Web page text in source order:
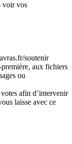
voir vos
soutenir
première, aux fichiers
ou
afin d’intervenir
laisse avec ce